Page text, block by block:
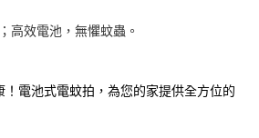
高效電池，無懼蚊蟲。
電池式電蚊拍，為您的家提供全方位的